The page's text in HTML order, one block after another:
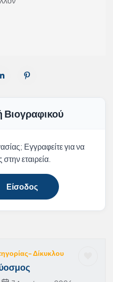
Εγγραφείτε για να
εταιρεία.
Είσοδος
Δίκυκλου